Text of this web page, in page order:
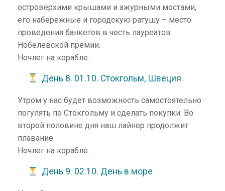
островерхими крышами и ажурными мостами,
его набережные и городскую ратушу – место
проведения банкетов в честь лауреатов
Нобелевской премии.
Ночлег на корабле.
День 8. 01.10. Стокгольм, Швеция
Утром у нас будет возможность самостоятельно
погулять по Стокгольму и сделать покупки. Во
второй половине дня наш лайнер продолжит
плавание.
Ночлег на корабле.
День 9. 02.10. День в море